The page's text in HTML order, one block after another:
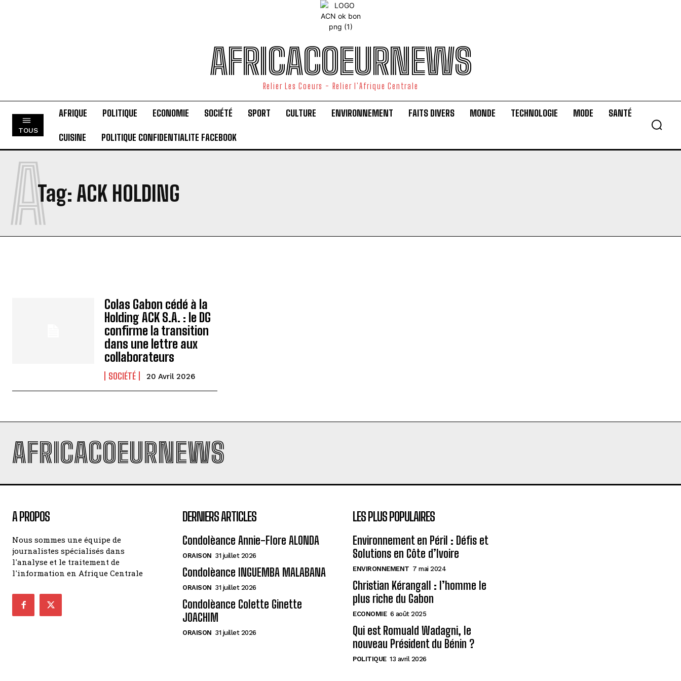
AFRICACOEURNEWS
Relier Les Coeurs - Relier l'Afrique Centrale
TOUS
AFRIQUE POLITIQUE ECONOMIE SOCIÉTÉ SPORT CULTURE ENVIRONNEMENT FAITS DIVERS MONDE TECHNOLOGIE MODE SANTÉ
CUISINE POLITIQUE CONFIDENTIALITE FACEBOOK
Tag: ACK HOLDING
A
Colas Gabon cédé à la
Holding ACK S.A. : le DG
confirme la transition
dans une lettre aux
collaborateurs
SOCIÉTÉ 20 Avril 2026
AFRICACOEURNEWS
A PROPOS
Nous sommes une équipe de
journalistes spécialisés dans
l'analyse et le traitement de
l'information en Afrique Centrale
DERNIERS ARTICLES
Condolèance Annie-Flore ALONDA
ORAISON 31 juillet 2026
Condolèance INGUEMBA MALABANA
ORAISON 31 juillet 2026
Condolèance Colette Ginette
JOACHIM
ORAISON 31 juillet 2026
LES PLUS POPULAIRES
Environnement en Péril : Défis et
Solutions en Côte d’Ivoire
ENVIRONNEMENT 7 mai 2024
Christian Kérangall : l’homme le
plus riche du Gabon
ECONOMIE 6 août 2025
Qui est Romuald Wadagni, le
nouveau Président du Bénin ?
POLITIQUE 13 avril 2026